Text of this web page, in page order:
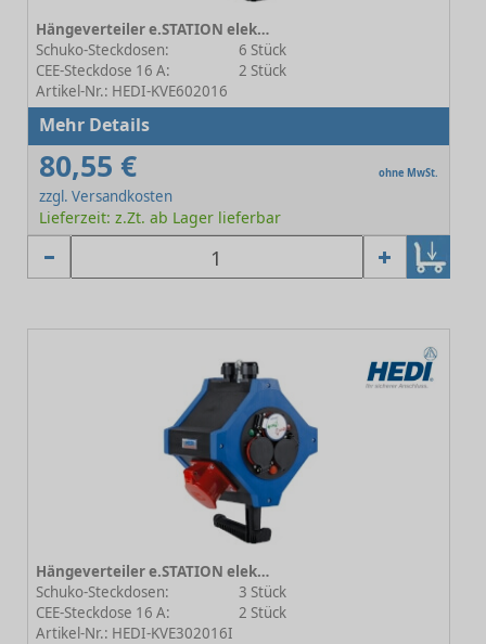
Hängeverteiler e.STATION elektr. Ausführung 9.5
Schuko-Steckdosen:
6 Stück
CEE-Steckdose 16 A:
2 Stück
Artikel-Nr.: HEDI-KVE602016
Mehr Details
80,55 € ohne MwSt.
zzgl. Versandkosten
Lieferzeit: z.Zt. ab Lager lieferbar
Hängeverteiler e.STATION elektr. Ausführung 9.5
Schuko-Steckdosen:
3 Stück
CEE-Steckdose 16 A:
2 Stück
Artikel-Nr.: HEDI-KVE302016I